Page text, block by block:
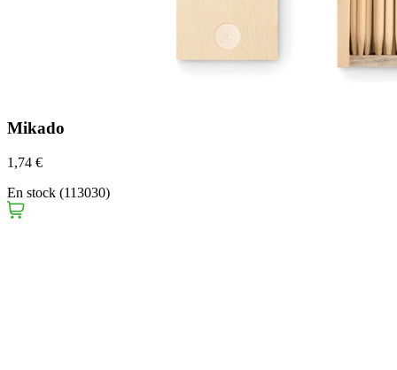
Mikado
1,74 €
En stock (113030)